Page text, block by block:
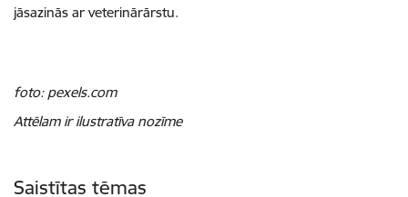
jāsazinās ar veterinārārstu.
foto: pexels.com
Attēlam ir ilustratīva nozīme
Saistītas tēmas